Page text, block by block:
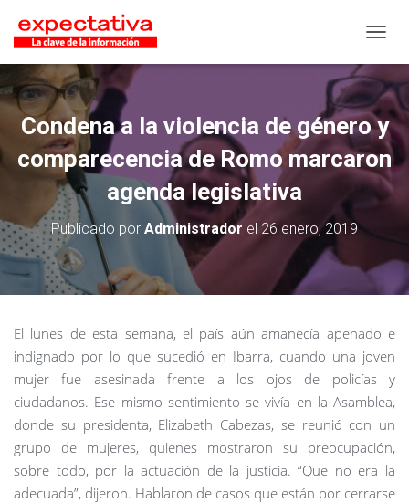
Condena a la violencia de género y
comparecencia de Romo marcaron
agenda legislativa
Publicado por Administrador el 26 enero, 2019
El lunes de esta semana, el país aún amanecía apenado e
indignado por lo que sucedió en Ibarra, cuando una joven
mujer fue asesinada frente a los ojos de policías y
ciudadanos. Ese mismo sentimiento se vivía en la Asamblea,
donde su presidenta, Elizabeth Cabezas, se reunió con un
grupo de mujeres, quienes mostraron su preocupación,
sobre todo, por la actuación de la justicia. “Que no era la
adecuada”, dijeron. Hablaron de casos que están por cerrarse